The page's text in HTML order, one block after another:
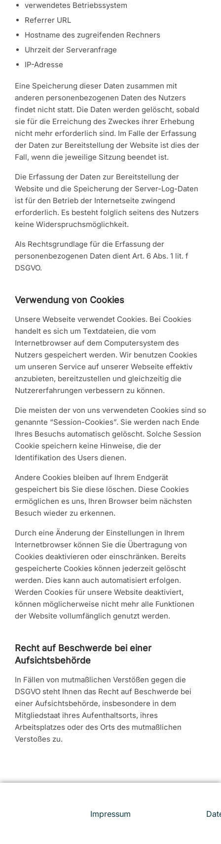
verwendetes Betriebssystem
Referrer URL
Hostname des zugreifenden Rechners
Uhrzeit der Serveranfrage
IP-Adresse
Eine Speicherung dieser Daten zusammen mit
anderen personenbezogenen Daten des Nutzers
findet nicht statt. Die Daten werden gelöscht, sobald
sie für die Erreichung des Zweckes ihrer Erhebung
nicht mehr erforderlich sind. Im Falle der Erfassung
der Daten zur Bereitstellung der Website ist dies der
Fall, wenn die jeweilige Sitzung beendet ist.
Die Erfassung der Daten zur Bereitstellung der
Website und die Speicherung der Server-Log-Daten
ist für den Betrieb der Internetseite zwingend
erforderlich. Es besteht folglich seitens des Nutzers
keine Widerspruchsmöglichkeit.
Als Rechtsgrundlage für die Erfassung der
personenbezogenen Daten dient Art. 6 Abs. 1 lit. f
DSGVO.
Verwendung von Cookies
Unsere Webseite verwendet Cookies. Bei Cookies
handelt es sich um Textdateien, die vom
Internetbrowser auf dem Computersystem des
Nutzers gespeichert werden. Wir benutzen Cookies
um unseren Service auf unserer Webseite effektiv
anzubieten, bereitzustellen und gleichzeitig die
Nutzererfahrungen verbessern zu können.
Die meisten der von uns verwendeten Cookies sind so
genannte “Session-Cookies”. Sie werden nach Ende
Ihres Besuchs automatisch gelöscht. Solche Session
Cookie speichern keine Hinweise, die der
Identifikation des Users dienen.
Andere Cookies bleiben auf Ihrem Endgerät
gespeichert bis Sie diese löschen. Diese Cookies
ermöglichen es uns, Ihren Browser beim nächsten
Besuch wieder zu erkennen.
Durch eine Änderung der Einstellungen in Ihrem
Internetbrowser können Sie die Übertragung von
Cookies deaktivieren oder einschränken. Bereits
gespeicherte Cookies können jederzeit gelöscht
werden. Dies kann auch automatisiert erfolgen.
Werden Cookies für unsere Website deaktiviert,
können möglicherweise nicht mehr alle Funktionen
der Website vollumfänglich genutzt werden.
Recht auf Beschwerde bei einer
Aufsichtsbehörde
In Fällen von mutmaßlichen Verstößen gegen die
DSGVO steht Ihnen das Recht auf Beschwerde bei
einer Aufsichtsbehörde, insbesondere in dem
Mitgliedstaat ihres Aufenthaltsorts, ihres
Arbeitsplatzes oder des Orts des mutmaßlichen
Verstoßes zu.
Impressum